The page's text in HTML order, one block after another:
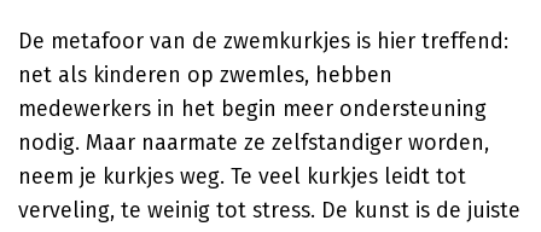
De metafoor van de zwemkurkjes is hier treffend:
net als kinderen op zwemles, hebben
medewerkers in het begin meer ondersteuning
nodig. Maar naarmate ze zelfstandiger worden,
neem je kurkjes weg. Te veel kurkjes leidt tot
verveling, te weinig tot stress. De kunst is de juiste